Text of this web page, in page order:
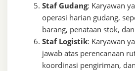
Staf Gudang: Karyawan
operasi harian gudang,
barang, penataan stok,
Staf Logistik: Karyawan
jawab atas perencanaan
koordinasi pengiriman,